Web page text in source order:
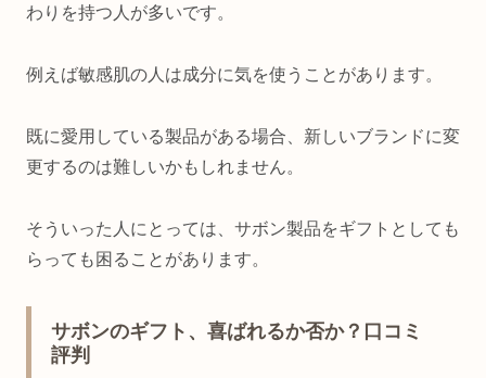
わりを持つ人が多いです。
例えば敏感肌の人は成分に気を使うことがあります。
既に愛用している製品がある場合、新しいブランドに変
更するのは難しいかもしれません。
そういった人にとっては、サボン製品をギフトとしても
らっても困ることがあります。
サボンのギフト、喜ばれるか否か？口コミ
評判